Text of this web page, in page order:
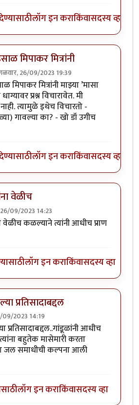
लॉग इन कराकिंवासदस्य व्हा
मिपाकर मित्रांनी
26/09/2023 19:39
आवरा रे यांना.byप्रा.डॉ.दिलीप बिरुटे
मिपाकर मित्रांनी माझ्या ’मासा
प्रश्न विचारावेत. मी
त्यामुळे इथेच विचारतो -
गावल्या का? - खो डॉ उगीच
लॉग इन कराकिंवासदस्य व्हा
वेळीच
09/2023 14:23
टपोरे गांडुळ आहेत, ही गांडुळंbyगवि
वेळीच कळल्याने त्यांनी आधीच प्राण
लॉग इन कराकिंवासदस्य व्हा
प्रतिसादाबद्दल
2023 14:19
खत प्रकल्प आवडला. आमच्याby
प्रतिसादाबद्दल..गांडूळांनी आधीच
बहुतेक मासेमारी करता
जल समाधीची कल्पना आली
लॉग इन कराकिंवासदस्य व्हा